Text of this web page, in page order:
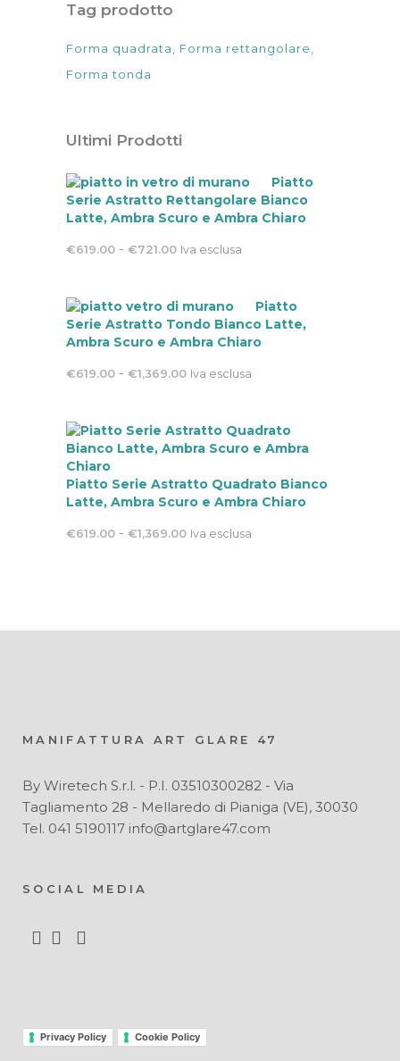
Tag prodotto
Forma quadrata
Forma rettangolare
Forma tonda
Ultimi Prodotti
Piatto
Serie Astratto Rettangolare Bianco
Latte, Ambra Scuro e Ambra Chiaro
€619.00 - €721.00
da
€619.00
€721.00
Iva esclusa
Piatto
Serie Astratto Tondo Bianco Latte,
Ambra Scuro e Ambra Chiaro
€619.00 - €1,369.00
da
€619.00
a
€1,369.00
Iva esclusa
Piatto Serie Astratto Quadrato Bianco
Latte, Ambra Scuro e Ambra Chiaro
€619.00 - €1,369.00 Iva esclusa
MANIFATTURA ART GLARE 47
By Wiretech S.r.l. - P.I. 03510300282 - Via
Tagliamento 28 - Mellaredo di Pianiga (VE), 30030
Tel. 041 5190117 info@artglare47.com
SOCIAL MEDIA
Privacy Policy Cookie Policy